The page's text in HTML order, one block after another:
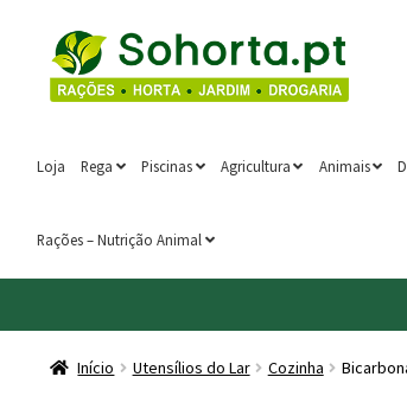
Ir
para
a
Saltar
para
o
Loja Rega Piscinas Agricultura Animais
Rações – Nutrição Animal
Início Utensílios do Lar Cozinha